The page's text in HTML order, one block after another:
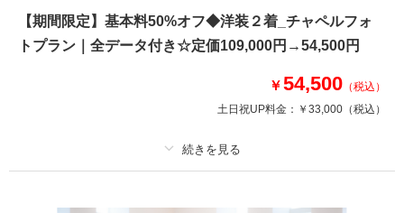
＊約100カットの全データ付き
＊基本料50%オフ・衣装ランクアップ50%オフ
撮影日の空き
を確認する
【期間限定】基本料50%オフ◆洋装２着_チャペルフォ
トプラン｜全データ付き☆定価109,000円→54,500円
￥54,500 （税込）
土日祝UP料金： ￥33,000 （税込）